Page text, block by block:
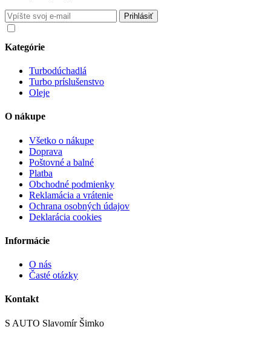
Kategórie
Turbodúchadlá
Turbo príslušenstvo
Oleje
O nákupe
Všetko o nákupe
Doprava
Poštovné a balné
Platba
Obchodné podmienky
Reklamácia a vrátenie
Ochrana osobných údajov
Deklarácia cookies
Informácie
O nás
Časté otázky
Kontakt
S AUTO Slavomír Šimko